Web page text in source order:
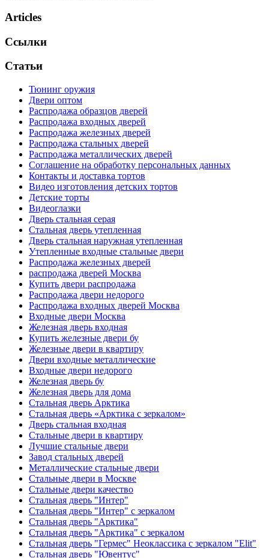
Articles
Ссылки
Статьи
Тюнинг оружия
Двери оптом
Распродажа образцов дверей
Распродажа входных дверей
Распродажа железных дверей
Распродажа стальных дверей
Распродажа металлических дверей
Соглашение на обработку персональных данных
Контакты и доставка тортов
Видео изготовления детских тортов
Детские торты
Видеоглазки
Дверь стальная серая
Стальная дверь утепленная
Дверь стальная наружная утепленная
Утепленные входные стальные двери
Распродажа железных дверей
распродажа дверей Москва
Купить двери распродажа
Распродажа двери недорого
Распродажа входных дверей Москва
Входные двери Москва
Железная дверь входная
Купить железные двери бу
Железные двери в квартиру
Двери входные металлические
Входные двери недорого
Железная дверь бу
Железная дверь для дома
Стальная дверь Арктика
Стальная дверь «Арктика с зеркалом»
Дверь стальная входная
Стальные двери в квартиру
Лучшие стальные двери
Завод стальных дверей
Металлические стальные двери
Стальные двери в Москве
Стальные двери качество
Стальная дверь "Интер"
Стальная дверь "Интер" с зеркалом
Стальная дверь "Арктика"
Стальная дверь "Арктика" с зеркалом
Стальная дверь "Гермес" Неоклассика с зеркалом "Elit"
Стальная дверь "Ювентус"